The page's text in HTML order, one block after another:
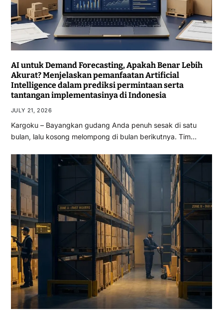
AI untuk Demand Forecasting, Apakah Benar Lebih
Akurat? Menjelaskan pemanfaatan Artificial
Intelligence dalam prediksi permintaan serta
tantangan implementasinya di Indonesia
JULY 21, 2026
Kargoku – Bayangkan gudang Anda penuh sesak di satu
bulan, lalu kosong melompong di bulan berikutnya. Tim…